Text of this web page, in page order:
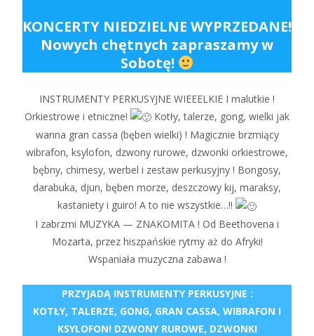
KONCERTY NIEDZIELNE WYPRZEDANE!
Nowych chętnych zapraszamy w
Sobotę!
INSTRUMENTY PERKUSYJNE WIEEELKIE I malutkie !
Orkiestrowe i etniczne!
Kotły, talerze, gong, wielki jak
wanna gran cassa (bęben wielki) ! Magicznie brzmiący
wibrafon, ksylofon, dzwony rurowe, dzwonki orkiestrowe,
bębny, chimesy, werbel i zestaw perkusyjny ! Bongosy,
darabuka, djun, bęben morze, deszczowy kij, maraksy,
kastaniety i guiro! A to nie wszystkie…!!
I zabrzmi MUZYKA — ZNAKOMITA ! Od Beethovena i
Mozarta, przez hiszpańskie rytmy aż do Afryki!
Wspaniała muzyczna zabawa !
PRZYJADĄ INSTRUMENTY PERKUSYJNE :
KOTŁY, TALERZE, GONG, GRAN CASSA, WIBRAFON I
KSYLOFON! DZWONY RUROWE, DZWONKI